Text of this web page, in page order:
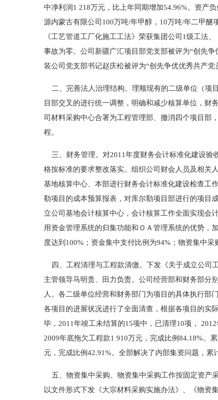
中净利润1 218万元，比上年同期增加54.96%。资产
源内蒙古有限公司100万吨/年甲醇，10万吨/年二甲
《工艺管道工厂化施工工法》荣获集团公司1级工法
事故为零。公司新疆广汇项目部党支部被评为“创先
装公司党支部书记赵庆松被评为“创先争优优秀共产党
二、完善法人治理结构。理顺现有的二级单位（项
目部交叉的进行统一调整，明确和减少核算单位，财
司材料采购中心合署为工程管理部、撤消四个项目部
程。
三、财务管理。对2011年度财务会计标准化建设验
格按标准的要求整改落实。组织公司财会人员及相关
基地核算中心、本部进行财务会计标准化建设检查工
勒项目的成本预算报表，对库尔勒项目部进行的项目
立公司基地会计核算中心，会计核算工作全面实现会
用资金管理系统的归集功能和ＯＡ管理系统的优势，
度达到100%；资金集中支付比例为94%；物资集中
四、工程清理与工程款清缴。下发《关于成立公司
主管领导马明贵、田力负责。公司经营部和财务部分
人。各二级单位经营和财务部门为项目的具体执行部
各项目的进展状况进行了全面清查，根据各项目的实
毕，2011年竣工未结算的15项中，已清理10项，
2009年底拖欠工程款1 910万元，完成比例84.18%。
元，完成比例42.91%。全部解决了内部集资问题，
五、物资集中采购。物资集中采购工作按固定资产
以文件形式下发《大宗材料采购实施办法》、《物资